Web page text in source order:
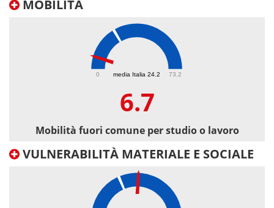
MOBILITÀ
media Italia 24.2
0 73.2
6.7
Mobilità fuori comune per studio o lavoro
VULNERABILITÀ MATERIALE E SOCIALE